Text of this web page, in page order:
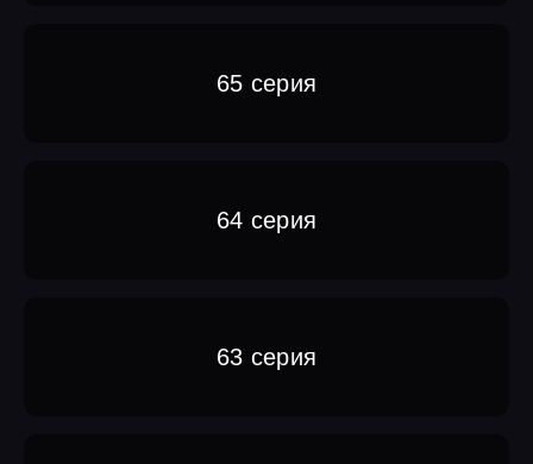
65 серия
64 серия
63 серия